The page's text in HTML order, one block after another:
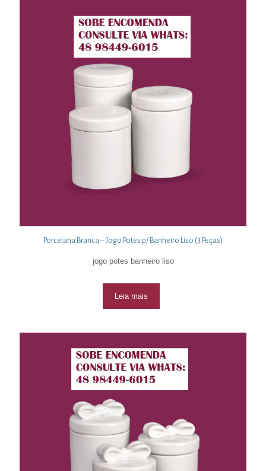
Porcelana Branca – Jogo Potes p/ Banheiro Liso (3 Peças)
jogo potes banheiro liso
Leia mais